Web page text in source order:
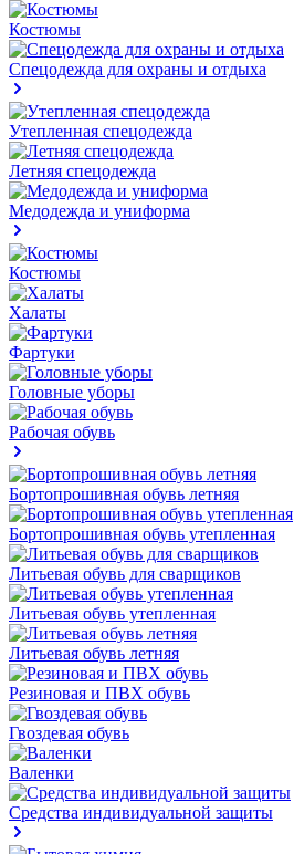
Костюмы
Спецодежда для охраны и отдыха
Утепленная спецодежда
Летняя спецодежда
Медодежда и униформа
Костюмы
Халаты
Фартуки
Головные уборы
Рабочая обувь
Бортопрошивная обувь летняя
Бортопрошивная обувь утепленная
Литьевая обувь для сварщиков
Литьевая обувь утепленная
Литьевая обувь летняя
Резиновая и ПВХ обувь
Гвоздевая обувь
Валенки
Средства индивидуальной защиты